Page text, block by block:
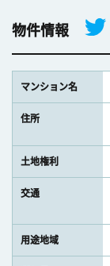
物件情報
マンション名
住所
土地権利
交通
用途地域